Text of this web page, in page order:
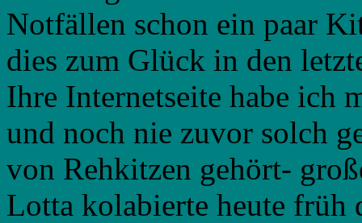
Notfällen schon ein paar
dies zum Glück in den
Ihre Internetseite habe ich
und noch nie zuvor solch
von Rehkitzen gehört-
Lotta kolabierte heute früh